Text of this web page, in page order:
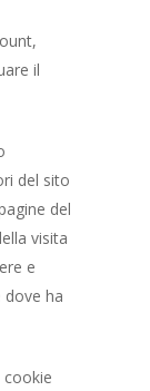
il
del sito
del
visita
e
dove ha